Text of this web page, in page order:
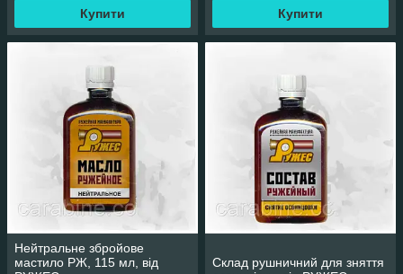
Купити Купити
Нейтральне збройове
мастило РЖ, 115 мл, від
Склад рушничний для зняття